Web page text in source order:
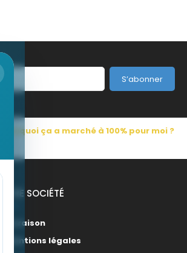
S’abonner
Pourquoi ça a marché à 100% pour moi ?
NOTRE SOCIÉTÉ
Livraison
Mentions légales